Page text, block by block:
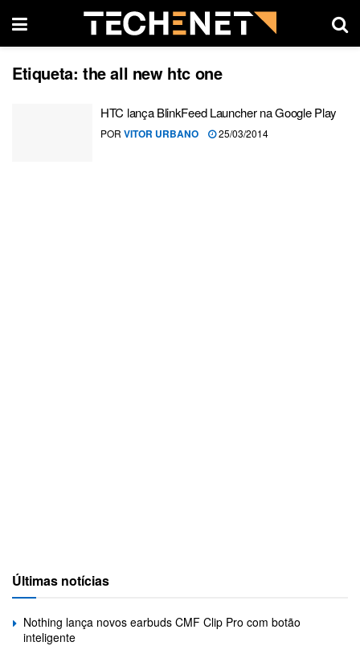
Etiqueta: the all new htc one
HTC lança BlinkFeed Launcher na Google Play
POR VITOR URBANO 25/03/2014
Últimas notícias
Nothing lança novos earbuds CMF Clip Pro com botão
inteligente